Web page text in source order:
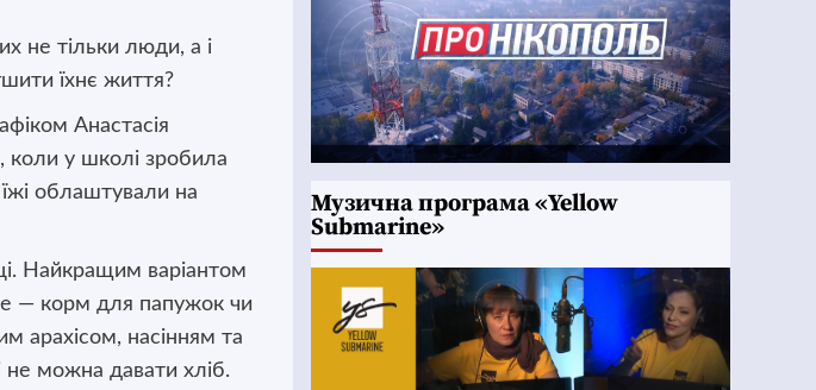
не тільки люди, а і
їхнє життя?
Анастасія
коли у школі зробила
облаштували на
Найкращим варіантом
— корм для папужок чи
арахісом, насінням та
можна давати хліб.
Музична програма «Yellow
Submarine»